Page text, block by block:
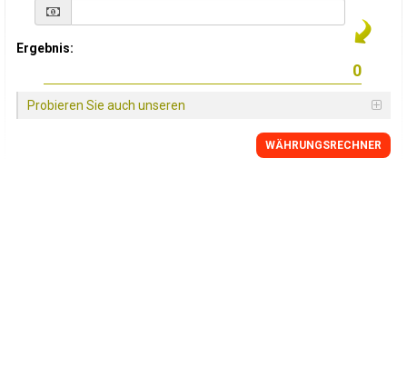
Ergebnis:
Probieren Sie auch unseren
WÄHRUNGSRECHNER